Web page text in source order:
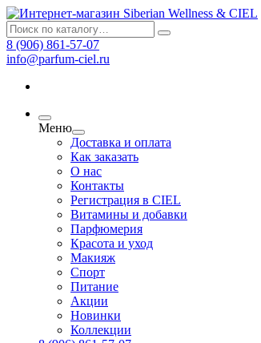
8 (906) 861-57-07
info@parfum-ciel.ru
Меню
Доставка и оплата
Как заказать
О нас
Контакты
Регистрация в CIEL
Витамины и добавки
Парфюмерия
Красота и уход
Макияж
Спорт
Питание
Акции
Новинки
Коллекции